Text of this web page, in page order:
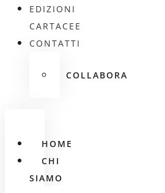
EDIZIONI
CARTACEE
CONTATTI
COLLABORA
HOME
CHI
SIAMO